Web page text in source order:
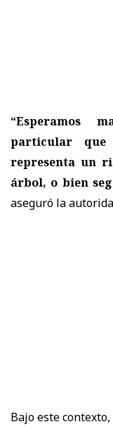
“Esperamos
particular
representa un
árbol, o bien
aseguró la
Bajo este contexto,